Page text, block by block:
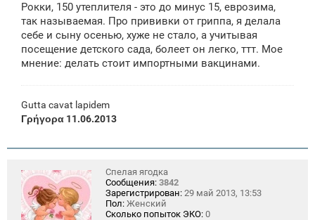
б
щ
н
и
Рокки, 150 утеплителя - это до минус 15, еврозима,
так называемая. Про прививки от гриппа, я делала
себе и сыну осенью, хуже не стало, а учитывая
посещение детского сада, болеет он легко, ттт. Мое
мнение: делать стоит импортными вакцинами.
Gutta cavat lapidem
Γρήγορα 11.06.2013
Спелая ягодка
Сообщения: 3842
Зарегистрирован: 29 май 2013, 13:53
Пол: Женский
Сколько попыток ЭКО: 0